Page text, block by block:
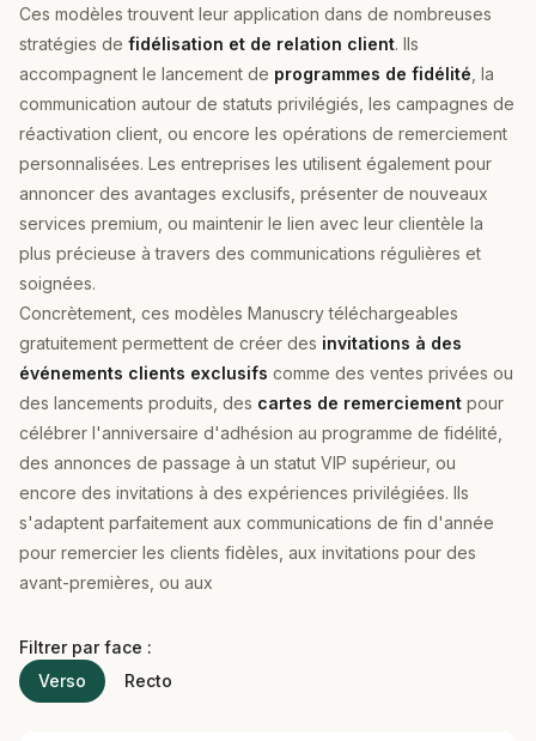
Ces modèles trouvent leur application dans de nombreuses
stratégies de fidélisation et de relation client. Ils
accompagnent le lancement de programmes de fidélité , la
communication autour de statuts privilégiés, les campagnes de
réactivation client, ou encore les opérations de remerciement
personnalisées. Les entreprises les utilisent également pour
annoncer des avantages exclusifs, présenter de nouveaux
services premium, ou maintenir le lien avec leur clientèle la
plus précieuse à travers des communications régulières et
soignées.
Concrètement, ces modèles Manuscry téléchargeables
gratuitement permettent de créer des invitations à des
événements clients exclusifs comme des ventes privées ou
des lancements produits, des cartes de remerciement pour
célébrer l'anniversaire d'adhésion au programme de fidélité,
des annonces de passage à un statut VIP supérieur, ou
encore des invitations à des expériences privilégiées. Ils
s'adaptent parfaitement aux communications de fin d'année
pour remercier les clients fidèles, aux invitations pour des
avant-premières, ou aux
Filtrer par face :
Verso
Recto